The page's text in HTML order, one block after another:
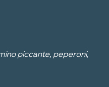
piccante, peperoni,